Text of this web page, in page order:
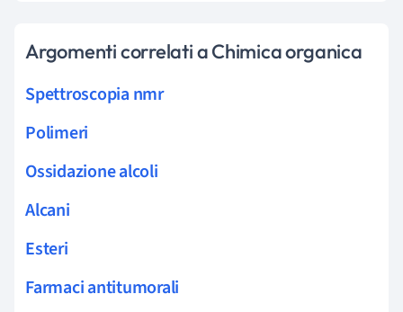
Argomenti correlati a Chimica organica
Spettroscopia nmr
Polimeri
Ossidazione alcoli
Alcani
Esteri
Farmaci antitumorali